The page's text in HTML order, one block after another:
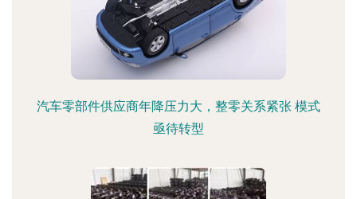
汽车零部件供应商年降压力大，整零关系紧张 模式
亟待转型